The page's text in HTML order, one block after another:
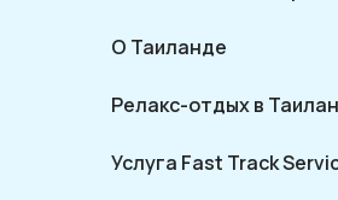
О Таиланде
Релакс-отдых в
Услуга Fast Track